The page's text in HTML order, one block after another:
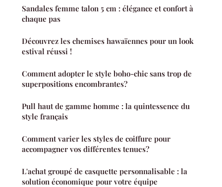
Sandales femme talon 5 cm : élégance et confort à
chaque pas
Découvrez les chemises hawaïennes pour un look
estival réussi !
Comment adopter le style boho-chic sans trop de
superpositions encombrantes?
Pull haut de gamme homme : la quintessence du
style français
Comment varier les styles de coiffure pour
accompagner vos différentes tenues?
L'achat groupé de casquette personnalisable : la
solution économique pour votre équipe